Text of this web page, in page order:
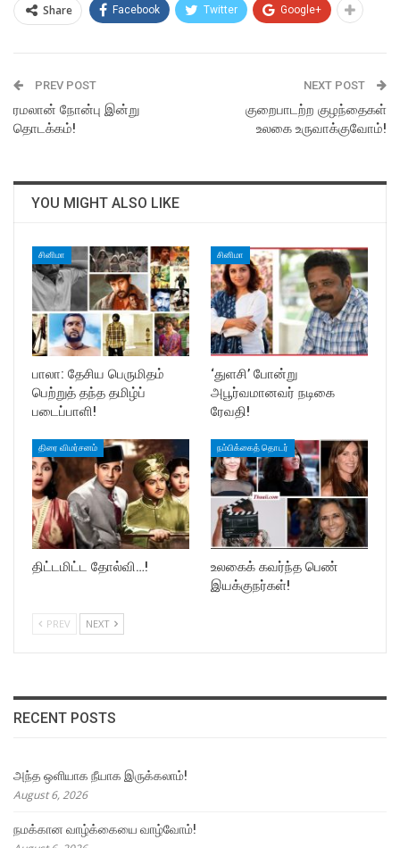
Share Facebook Twitter Google+
PREV POST
ரமலான் நோன்பு இன்று
தொடக்கம்!
NEXT POST
குறைபாடற்ற குழந்தைகள்
உலகை உருவாக்குவோம்!
YOU MIGHT ALSO LIKE
சினிமா
பாலா: தேசிய பெருமிதம்
பெற்றுத் தந்த தமிழ்ப்
படைப்பாளி!
சினிமா
‘துளசி’ போன்று
அபூர்வமானவர் நடிகை
ரேவதி!
திரை விமர்சனம்
திட்டமிட்ட தோல்வி…!
நம்பிக்கைத் தொடர்
உலகைக் கவர்ந்த பெண்
இயக்குநர்கள்!
PREV NEXT
RECENT POSTS
அந்த ஒளியாக நீயாக இருக்கலாம்!
August 6, 2026
நமக்கான வாழ்க்கையை வாழ்வோம்!